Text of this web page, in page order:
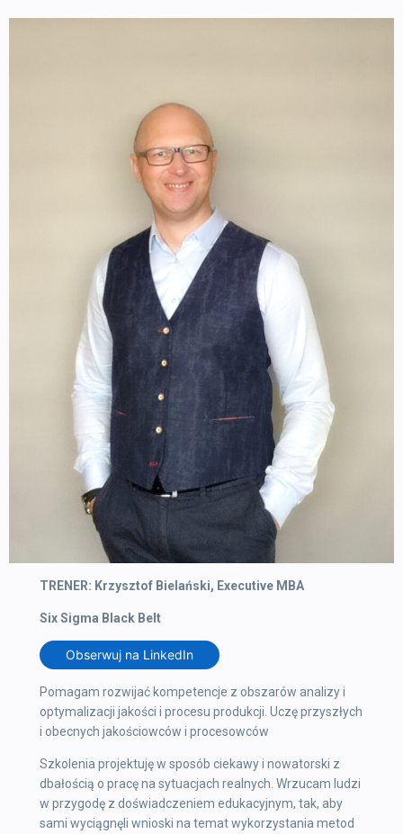
TRENER: Krzysztof Bielański, Executive MBA
Six Sigma Black Belt
Obserwuj na LinkedIn
Pomagam rozwijać kompetencje z obszarów analizy i
optymalizacji jakości i procesu produkcji. Uczę przyszłych
i obecnych jakościowców i procesowców
Szkolenia projektuję w sposób ciekawy i nowatorski z
dbałością o pracę na sytuacjach realnych. Wrzucam ludzi
w przygodę z doświadczeniem edukacyjnym, tak, aby
sami wyciągnęli wnioski na temat wykorzystania metod